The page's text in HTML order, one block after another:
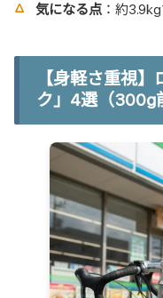
気になる点 ：約
【身軽さ重視
ク」4選（300g